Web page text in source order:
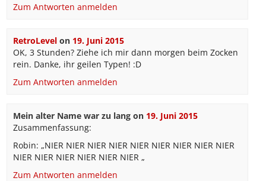
Zum Antworten anmelden
RetroLevelon 19. Juni 2015
OK, 3 Stunden? Ziehe ich mir dann morgen beim Zocken
rein. Danke, ihr geilen Typen! :D
Zum Antworten anmelden
Mein alter Name war zu langon 19. Juni 2015
Zusammenfassung:
Robin: „NIER NIER NIER NIER NIER NIER NIER NIER NIER
NIER NIER NIER NIER NIER NIER „
Zum Antworten anmelden